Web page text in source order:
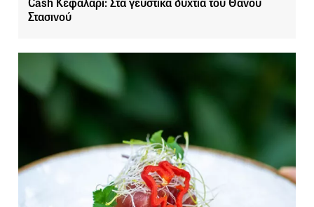
Cash Κεφαλάρι: Στα γευστικά δύxτια του Θάνου
Στασινού